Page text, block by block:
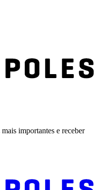
importantes e receber